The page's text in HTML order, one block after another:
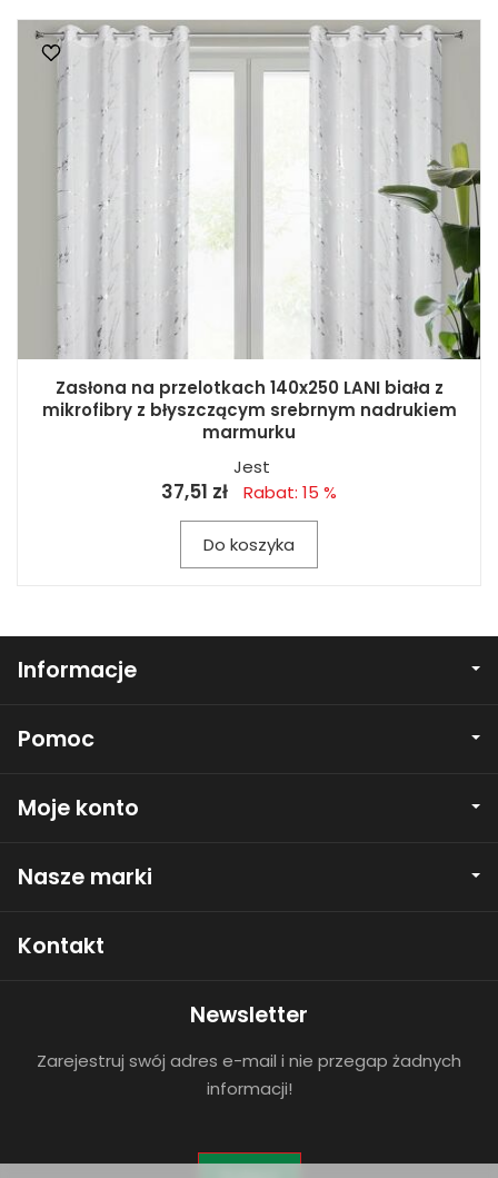
Zasłona na przelotkach 140x250 LANI biała z
mikrofibry z błyszczącym srebrnym nadrukiem
marmurku
Jest
37,51 zł Rabat: 15 %
Do koszyka
Informacje
Pomoc
Moje konto
Nasze marki
Kontakt
Newsletter
Zarejestruj swój adres e-mail i nie przegap żadnych
informacji!